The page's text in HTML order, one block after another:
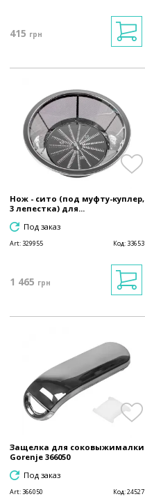
415 грн
Нож - сито (под муфту-куплер,
3 лепестка) для...
Под заказ
Art: 329955 Код: 33653
1 465 грн
Защелка для соковыжималки
Gorenje 366050
Под заказ
Art: 366050 Код:24527